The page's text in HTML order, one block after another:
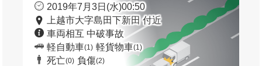
2019年7月3日(水)00:50
上越市大字島田下新田 付近
車両相互 中破事故
軽自動車(1) 軽貨物車(1)
死亡(0) 負傷(2)